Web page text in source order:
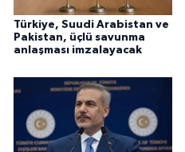
Türkiye, Suudi Arabistan ve
Pakistan, üçlü savunma
anlaşması imzalayacak